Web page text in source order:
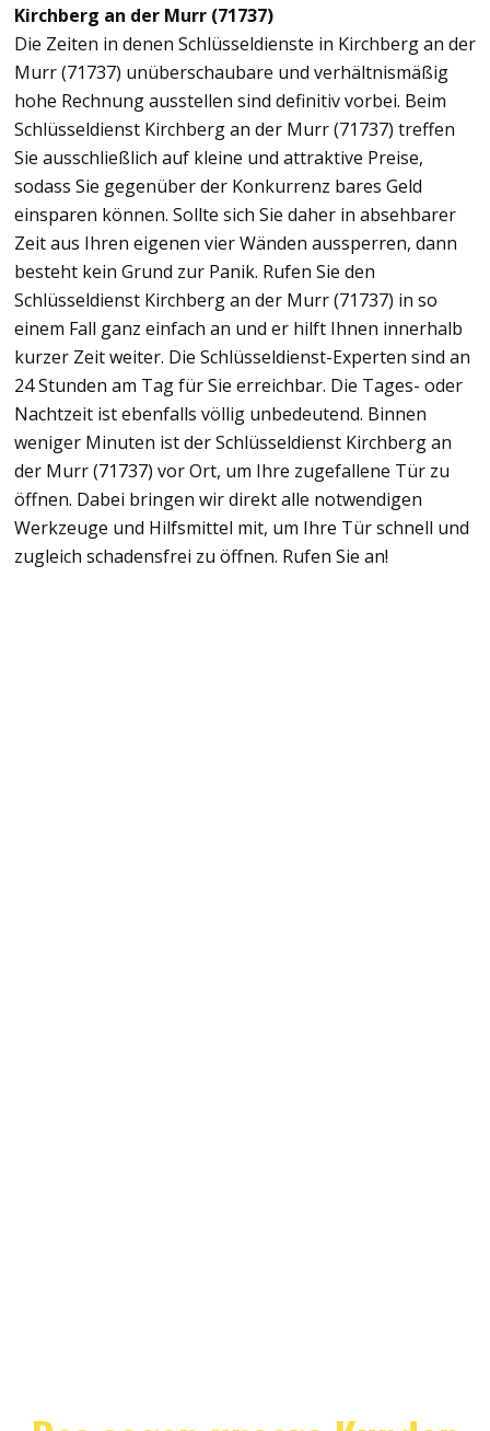
Kirchberg an der Murr (71737)
Die Zeiten in denen Schlüsseldienste in Kirchberg an der
Murr (71737) unüberschaubare und verhältnismäßig
hohe Rechnung ausstellen sind definitiv vorbei. Beim
Schlüsseldienst Kirchberg an der Murr (71737) treffen
Sie ausschließlich auf kleine und attraktive Preise,
sodass Sie gegenüber der Konkurrenz bares Geld
einsparen können. Sollte sich Sie daher in absehbarer
Zeit aus Ihren eigenen vier Wänden aussperren, dann
besteht kein Grund zur Panik. Rufen Sie den
Schlüsseldienst Kirchberg an der Murr (71737) in so
einem Fall ganz einfach an und er hilft Ihnen innerhalb
kurzer Zeit weiter. Die Schlüsseldienst-Experten sind an
24 Stunden am Tag für Sie erreichbar. Die Tages- oder
Nachtzeit ist ebenfalls völlig unbedeutend. Binnen
weniger Minuten ist der Schlüsseldienst Kirchberg an
der Murr (71737) vor Ort, um Ihre zugefallene Tür zu
öffnen. Dabei bringen wir direkt alle notwendigen
Werkzeuge und Hilfsmittel mit, um Ihre Tür schnell und
zugleich schadensfrei zu öffnen. Rufen Sie an!